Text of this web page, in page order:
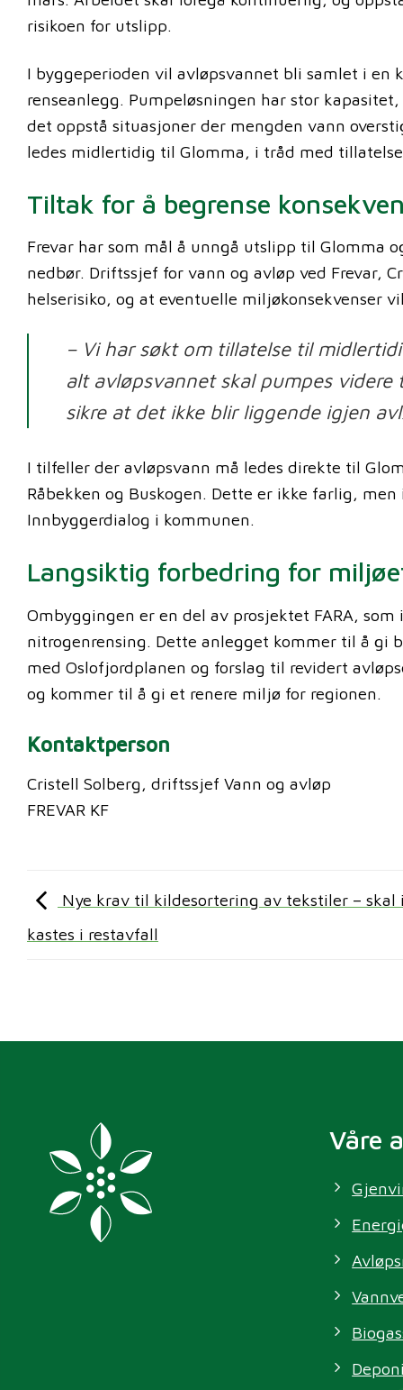
risikoen for utslipp.
I byggeperioden vil avløpsvannet bli samlet i
renseanlegg. Pumpeløsningen har stor
det oppstå situasjoner der mengden vann
ledes midlertidig til Glomma, i tråd med
Tiltak for å begrense
Frevar har som mål å unngå utslipp til Glomma
nedbør. Driftssjef for vann og avløp ved Frevar,
helserisiko, og at eventuelle miljøkonsekvenser
– Vi har søkt om tillatelse til
alt avløpsvannet skal pumpes
sikre at det ikke blir liggende igjen
I tilfeller der avløpsvann må ledes direkte til
Råbekken og Buskogen. Dette er ikke farlig,
Innbyggerdialog i kommunen.
Langsiktig forbedring for
Ombyggingen er en del av prosjektet FARA,
nitrogenrensing. Dette anlegget kommer til å gi
med Oslofjordplanen og forslag til revidert
og kommer til å gi et renere miljø for regionen.
Kontaktperson
Cristell Solberg, driftssjef Vann og avløp
FREVAR KF
Nye krav til kildesortering av tekstiler – skal
kastes i restavfall
Våre